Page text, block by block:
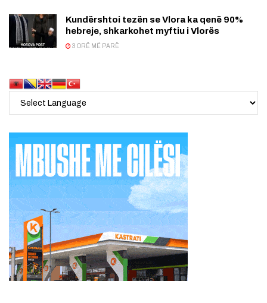
Kundërshtoi tezën se Vlora ka qenë 90%
hebreje, shkarkohet myftiu i Vlorës
3 ORË MË PARË